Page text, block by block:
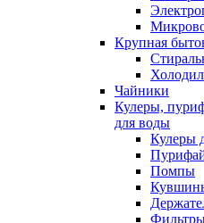
Крупная
Чайники
Кулеры,
для воды
Кулеры
Помпы